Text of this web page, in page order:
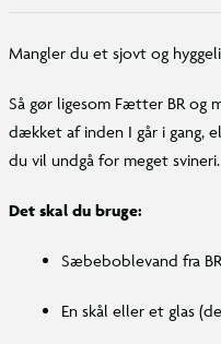
Mangler du et sjovt og
Så gør ligesom Fætter BR og
dækket af inden I går i gang,
du vil undgå for meget svineri.
Det skal du bruge:
Sæbeboblevand fra BR
En skål eller et glas